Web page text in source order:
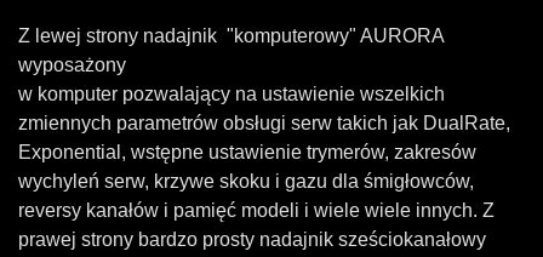
Z lewej strony nadajnik "komputerowy" AURORA
wyposażony
w komputer pozwalający na ustawienie wszelkich
zmiennych parametrów obsługi serw takich jak DualRate,
Exponential, wstępne ustawienie trymerów, zakresów
wychyleń serw, krzywe skoku i gazu dla śmigłowców,
reversy kanałów i pamięć modeli i wiele wiele innych. Z
prawej strony bardzo prosty nadajnik sześciokanałowy